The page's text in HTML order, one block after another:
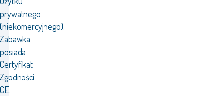
prywatnego
(niekomercyjnego).
Zabawka
posiada
Certyfikat
Zgodności
CE.